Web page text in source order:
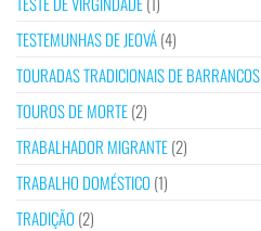
TESTEMUNHAS DE JEOVÁ(4)
TOURADAS TRADICIONAIS DE BARRANCOS
TOUROS DE MORTE(2)
TRABALHADOR MIGRANTE(2)
TRABALHO DOMÉSTICO (1)
TRADIÇÃO (2)